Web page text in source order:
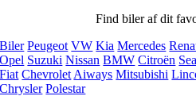
Find biler af dit
Biler Peugeot VW Kia Mercedes
Opel Suzuki Nissan BMW Citroën
Fiat Chevrolet Aiways Mitsubishi
Chrysler Polestar